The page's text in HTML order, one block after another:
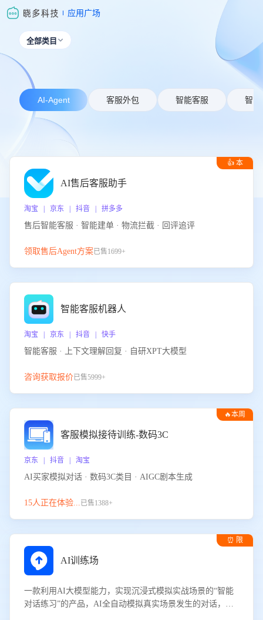
应用广场
全部类目 
AI-Agent 客服外包 智能客服 智能
👍 本
AI售后客服助手
淘宝 | 京东 | 抖音 | 拼多多
售后智能客服 · 智能建单 · 物流拦截 · 回评追评
领取售后Agent方案已售1699+
智能客服机器人
淘宝 | 京东 | 抖音 | 快手
智能客服 · 上下文理解回复 · 自研XPT大模型
咨询获取报价已售5999+
🔥本周
客服模拟接待训练-数码3C
京东 | 抖音 | 淘宝
AI买家模拟对话 · 数码3C类目 · AIGC剧本生成
15人正在体验...已售1388+
⏰ 限
AI训练场
一款利用AI大模型能力，实现沉浸式模拟实战场景的“智能
对话练习”的产品，AI全自动模拟真实场景发生的对话，企